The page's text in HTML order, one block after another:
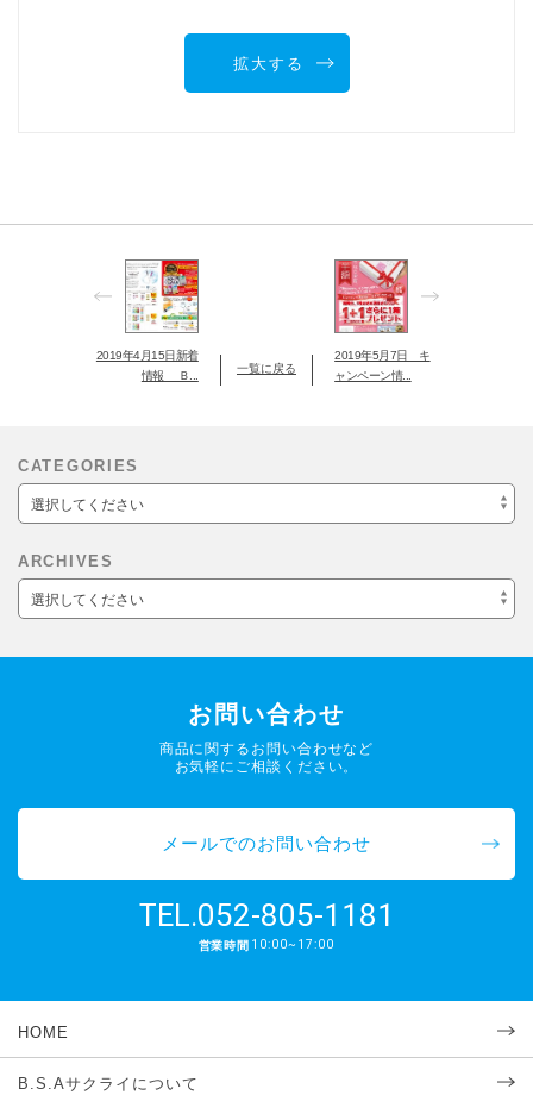
拡大する
2019年4月15日新着
情報 Ｂ...
一覧に戻る
2019年5月7日 キ
ャンペーン情...
CATEGORIES
選択してください
ARCHIVES
選択してください
お問い合わせ
商品に関するお問い合わせなど
お気軽にご相談ください。
メールでのお問い合わせ
TEL.052-805-1181
営業時間 10:00~17:00
HOME
B.S.Aサクライについて